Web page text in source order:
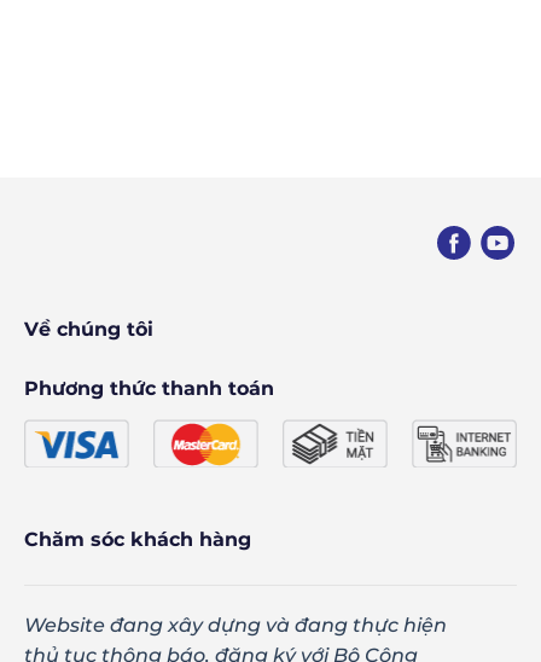
Về chúng tôi
Phương thức thanh toán
Chăm sóc khách hàng
Website đang xây dựng và đang thực hiện
thủ tục thông báo, đăng ký với Bộ Công